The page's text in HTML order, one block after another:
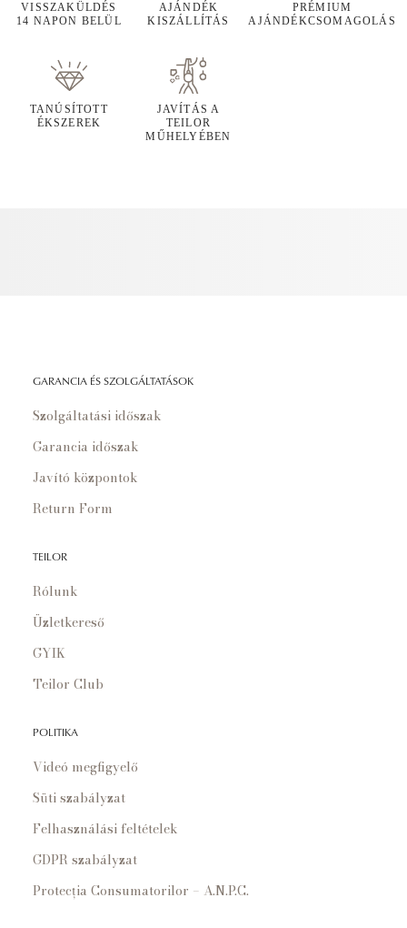
VISSZAKÜLDÉS
14 NAPON BELÜL
AJÁNDÉK
KISZÁLLÍTÁS
PRÉMIUM
AJÁNDÉKCSOMAGOLÁS
TANÚSÍTOTT
ÉKSZEREK
JAVÍTÁS A
TEILOR
MŰHELYÉBEN
GARANCIA ÉS SZOLGÁLTATÁSOK
Szolgáltatási időszak
Garancia időszak
Javító központok
Return Form
TEILOR
Rólunk
Üzletkereső
GYIK
Teilor Club
POLITIKA
Videó megfigyelő
Süti szabályzat
Felhasználási feltételek
GDPR szabályzat
Protecția Consumatorilor – A.N.P.C.